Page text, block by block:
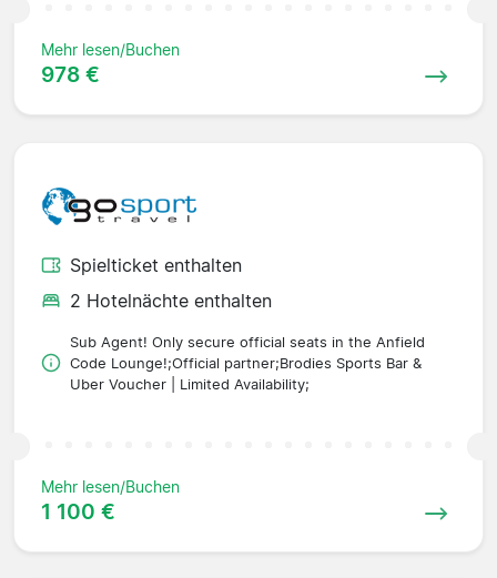
Mehr lesen/Buchen
978 €
Spielticket enthalten
2 Hotelnächte enthalten
Sub Agent! Only secure official seats in the Anfield
Code Lounge!;Official partner;Brodies Sports Bar &
Uber Voucher | Limited Availability;
Mehr lesen/Buchen
1 100 €